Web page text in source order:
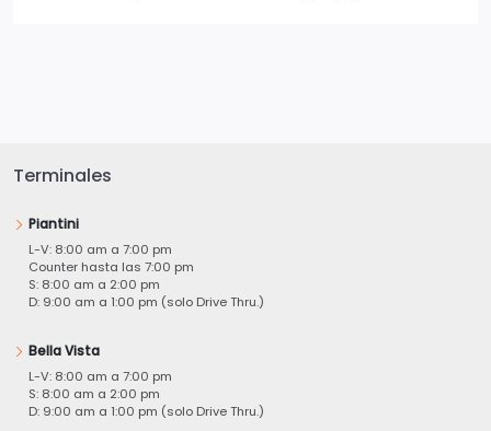
Terminales
Piantini
L-V: 8:00 am a 7:00 pm
Counter hasta las 7:00 pm
S: 8:00 am a 2:00 pm
D: 9:00 am a 1:00 pm (solo Drive Thru.)
Bella Vista
L-V: 8:00 am a 7:00 pm
S: 8:00 am a 2:00 pm
D: 9:00 am a 1:00 pm (solo Drive Thru.)